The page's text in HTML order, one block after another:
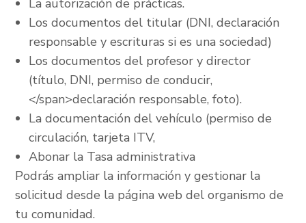
La autorización de prácticas.
Los documentos del titular (DNI, declaración
responsable y escrituras si es una sociedad)
Los documentos del profesor y director
(título, DNI, permiso de conducir,
</span>declaración responsable, foto).
La documentación del vehículo (permiso de
circulación, tarjeta ITV,
Abonar la Tasa administrativa
Podrás ampliar la información y gestionar la
solicitud desde la página web del organismo de
tu comunidad.